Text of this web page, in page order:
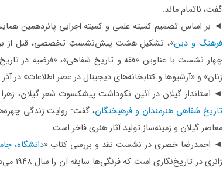
گفت، ناتمام ماند.
◄ بر اساس تصمیم کمیته علمی و کمیته اجرایی پانزدهمین
فرهنگ و دین»، تشکیلِ هشت پیش‌نشستِ تخصصی، قبل از
چهار نشست با عناوین «فقه و تاریخ شفاهی»، «فرضیه در
زنان» و «آرشیو‌ها و کتابخانه‌های دیجیتال در عصر اطلاعات» در
◄ استاندار گیلان در آئین نکوداشت پیشکسوت شعر گیلان،
تاریخ شفاهی هنرمندان و فرهیختگان، گفت: روایت زندگی
معاصر گیلان و زمینه‌ساز تولید آثار هنری فاخر است.
◄ احمدرضا خضری در نشست نقد و بررسی کتاب «دانشگاه،
ژانری